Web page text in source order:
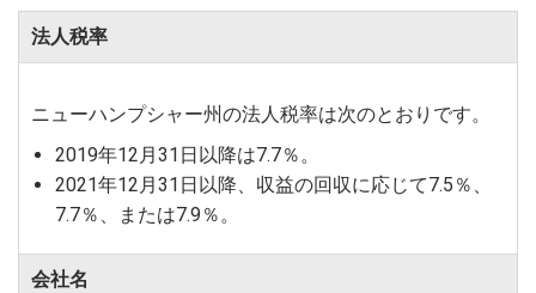
法人税率
ニューハンプシャー州の法人税率は次のとおりです。
2019年12月31日以降は7.7％。
2021年12月31日以降、収益の回収に応じて7.5％、
7.7％、または7.9％。
会社名